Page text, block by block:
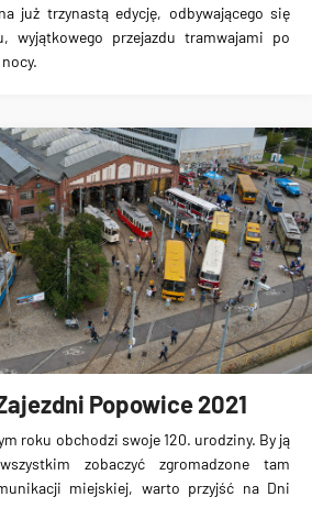
już trzynastą edycję, odbywającego się
wyjątkowego przejazdu tramwajami po
Popowice 2021
roku obchodzi swoje 120. urodziny. By ją
zobaczyć zgromadzone tam
miejskiej, warto przyjść na Dni